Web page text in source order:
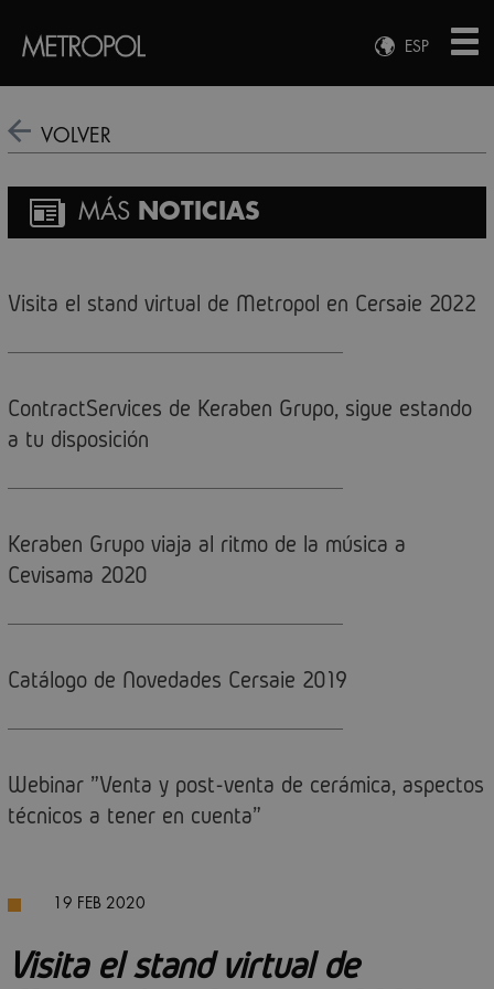
ESP
ENG
VOLVER
MÁS NOTICIAS
Visita el stand virtual de Metropol en Cersaie 2022
ContractServices de Keraben Grupo, sigue estando
a tu disposición
Keraben Grupo viaja al ritmo de la música a
Cevisama 2020
Catálogo de Novedades Cersaie 2019
Webinar "Venta y post-venta de cerámica, aspectos
técnicos a tener en cuenta"
19 FEB 2020
Visita el stand virtual de